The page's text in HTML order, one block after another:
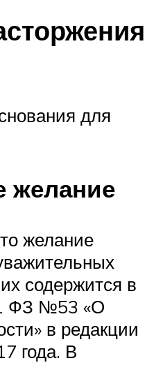
для
желание
желание
содержится в
ФЗ №53 «О
в редакции
года. В